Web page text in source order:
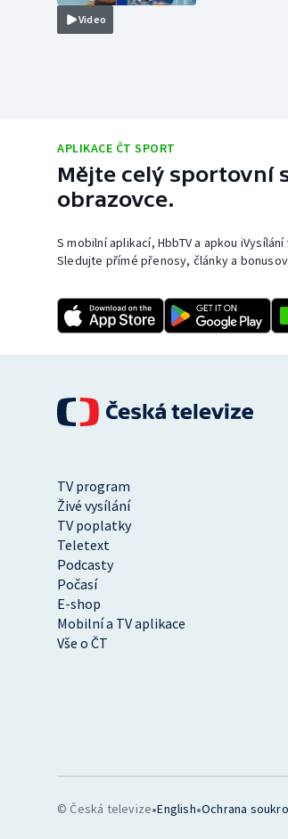
Video
APLIKACE ČT SPORT
Mějte celý sportovní
obrazovce.
S mobilní aplikací, HbbTV a apkou
Sledujte přímé přenosy, články a
TV program
Živé vysílání
TV poplatky
Teletext
Podcasty
Počasí
E-shop
Mobilní a TV aplikace
Vše o ČT
© Česká televize•English•Ochrana